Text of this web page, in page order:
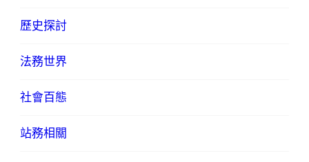
歷史探討
法務世界
社會百態
站務相關